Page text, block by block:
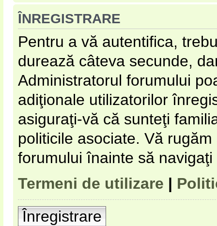
ÎNREGISTRARE
Pentru a vă autentifica,
durează câteva secunde,
Administratorul forumului
adiţionale utilizatorilor
asiguraţi-vă că sunteţi
politicile asociate. Vă
forumului înainte să
Termeni de utilizare |
Înregistrare